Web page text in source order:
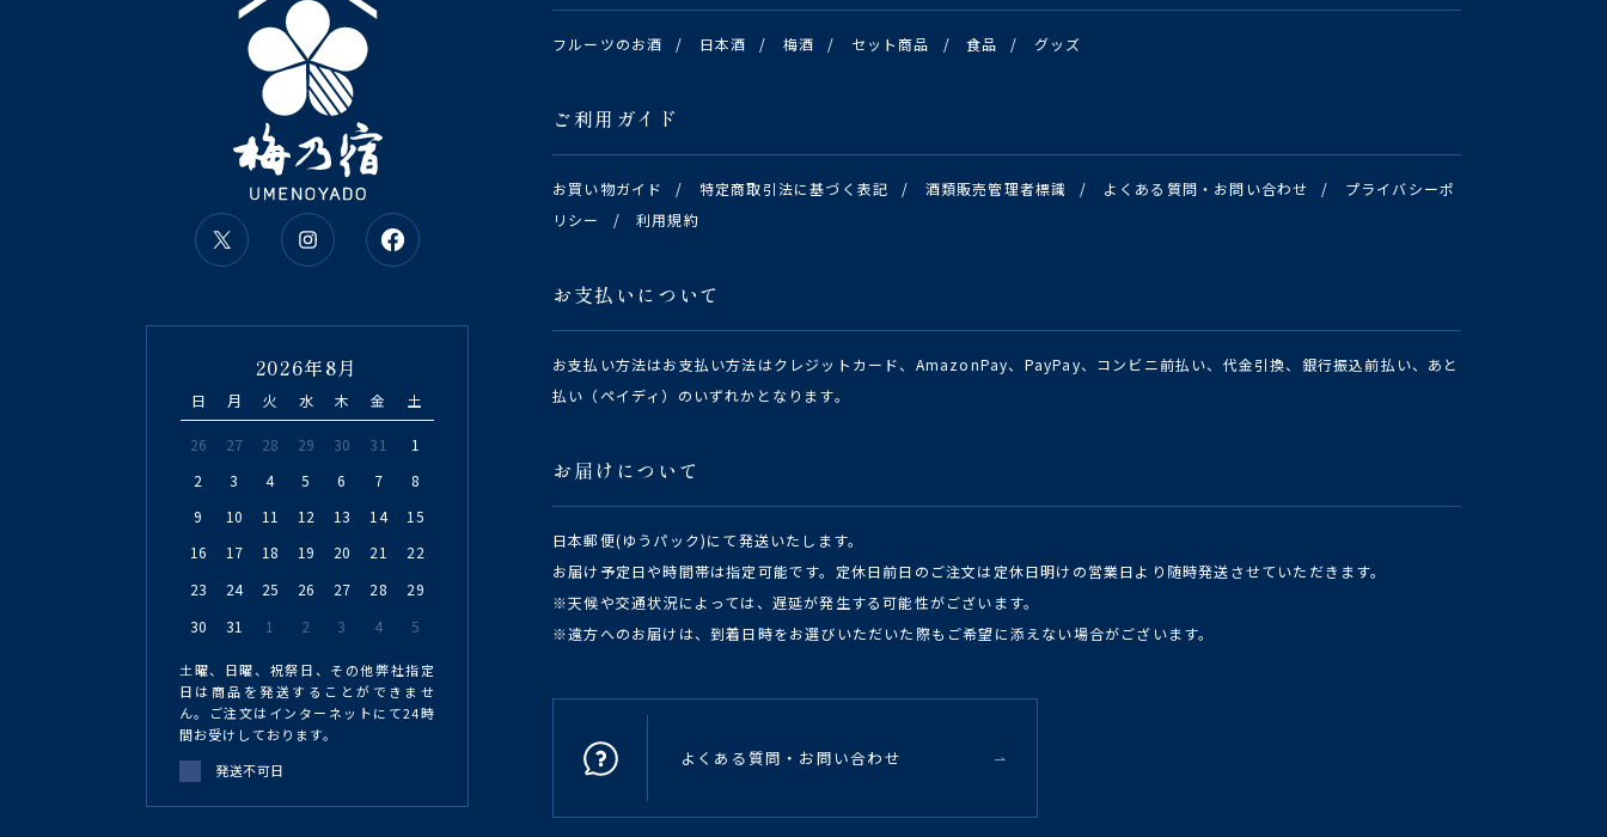
フルーツのお酒 / 日本酒 / 梅酒 / セット商品 / 食品 / グッズ
ご利用ガイド
お買い物ガイド / 特定商取引法に基づく表記 / 酒類販売管理者標識 / よくある質問・お問い合わせ /
プライバシーポ
リシー
/ 利用規約
お支払いについて
お支払い方法はお支払い方法はクレジットカード、AmazonPay、PayPay、コンビニ前払い、代金引換、銀行振込前払い、あと
払い（ペイディ）のいずれかとなります。
お届けについて
日本郵便(ゆうパック)にて発送いたします。
お届け予定日や時間帯は指定可能です。定休日前日のご注文は定休日明けの営業日より随時発送させていただきます。
※天候や交通状況によっては、遅延が発生する可能性がございます。
※遠方へのお届けは、到着日時をお選びいただいた際もご希望に添えない場合がございます。
よくある質問・お問い合わせ
2026年8月
日 月 火 水 木 金 土
26 27 28 29 30 31
1
2
3 4 5 6 7
8
9
10 11 12 13 14
15
16
17 18 19 20 21
22
23
24 25 26 27 28
29
30
31 1 2 3 4 5
土曜、日曜、祝祭日、その他弊社指定
日は商品を発送することができませ
ん。ご注文はインターネットにて24時
間お受けしております。
発送不可日